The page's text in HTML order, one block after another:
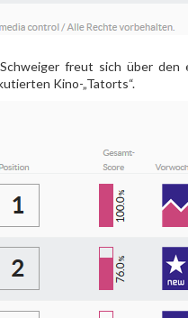
freut sich über den
Kino-„Tatorts“.